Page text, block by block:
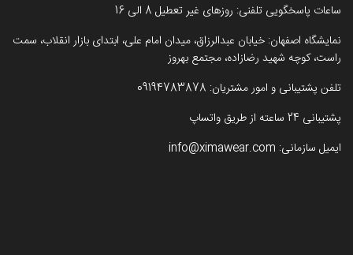
ساعات پاسخگویی تلفنی: روزهای غیر تعطیل 8 الی 16
نمایشگاه اصفهان: خیابان عبدالرزاق، میدان امام علی، ابتدای بازار انقلاب، سمت
راست، کوچه شهید رضازاده، مجتمع بهروز
تلفن پشتیبانی و امور مشتریان: 09194783878
پشتیبانی 24 ساعته از طریق واتساپ
ایمیل سازمانی: info@ximawear.com